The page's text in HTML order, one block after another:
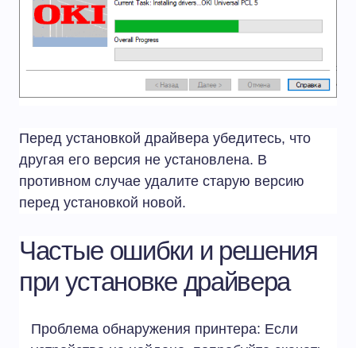
Перед установкой драйвера убедитесь, что
другая его версия не установлена. В
противном случае удалите старую версию
перед установкой новой.
Частые ошибки и решения
при установке драйвера
Проблема обнаружения принтера: Если